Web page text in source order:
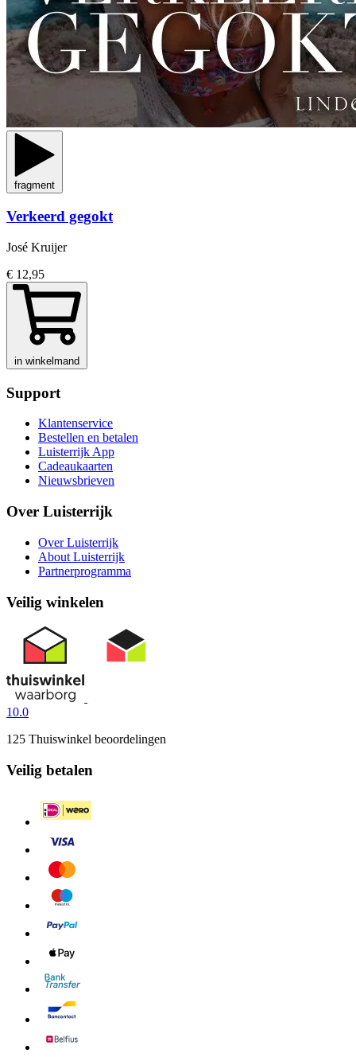
fragment
Verkeerd gegokt
José Kruijer
€ 12,95
in winkelmand
Support
Klantenservice
Bestellen en betalen
Luisterrijk App
Cadeaukaarten
Nieuwsbrieven
Over Luisterrijk
Over Luisterrijk
About Luisterrijk
Partnerprogramma
Veilig winkelen
10.0
125 Thuiswinkel beoordelingen
Veilig betalen